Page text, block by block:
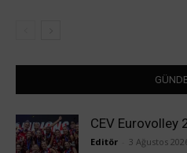
CEV Eurovolley
Editör 3 Ağustos